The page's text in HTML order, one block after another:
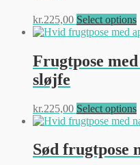
kr.225,00 Select options
Frugtpose
sløjfe
kr.225,00 Select options
Sød frugtpose